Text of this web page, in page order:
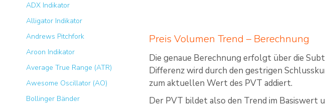
ADX Indikator
Alligator Indikator
Andrews Pitchfork
Aroon Indikator
Average True Range (ATR)
Awesome Oscillator (AO)
Bollinger Bänder
Preis Volumen Trend – Berechnung
Die genaue Berechnung erfolgt über die
Differenz wird durch den gestrigen
zum aktuellen Wert des PVT addiert.
Der PVT bildet also den Trend im Basiswert